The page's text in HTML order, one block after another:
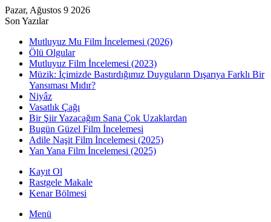
Pazar, Ağustos 9 2026
Son Yazılar
Mutluyuz Mu Film İncelemesi (2026)
Ölü Olgular
Mutluyuz Film İncelemesi (2023)
Müzik: İçimizde Bastırdığımız Duyguların Dışarıya Farklı Bir
Yansıması Mıdır?
Niyâz
Vasatlık Çağı
Bir Şiir Yazacağım Sana Çok Uzaklardan
Bugün Güzel Film İncelemesi
Adile Naşit Film İncelemesi (2025)
Yan Yana Film İncelemesi (2025)
Kayıt Ol
Rastgele Makale
Kenar Bölmesi
Menü